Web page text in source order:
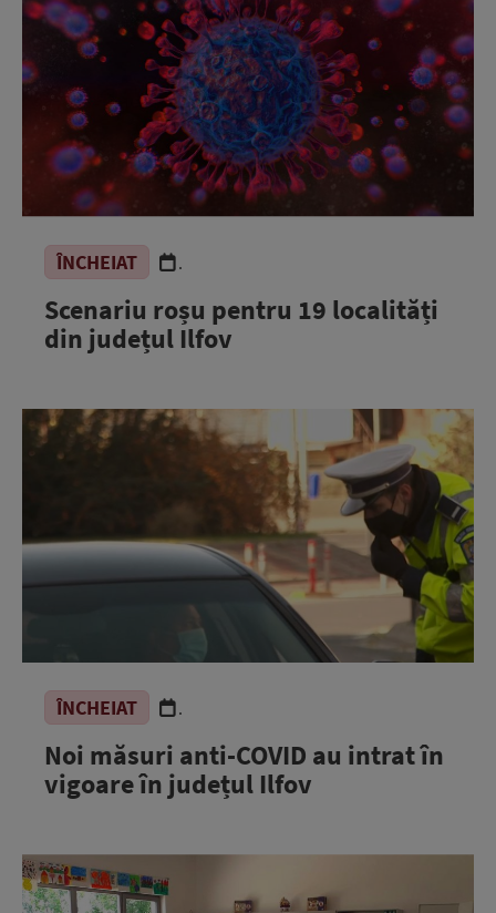
ÎNCHEIAT .
Scenariu roșu pentru 19 localități
din județul Ilfov
ÎNCHEIAT .
Noi măsuri anti-COVID au intrat în
vigoare în județul Ilfov